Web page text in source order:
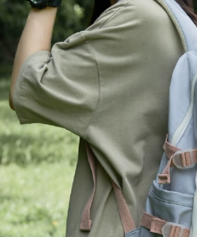
724,000
Ba lô đi học thông
thường nam vải
canvas đơn giản Ba
lô nam phong cách
Hàn Quốc sức chứa
lớn học sinh trung
học Schoolbag máy
tính túi du lịch túi du
lịch balo nam du lịch
199,000
Ba Lô Nữ Ba Lô Du
Lịch Du Lịch Ngoài
Trời Cho Nam Nhẹ
Gấp Leo Núi Túi Học
Dung Tích Cực Lớn
Túi Hành Lý ba lô du
lich ba lô kéo du lịch
511,000